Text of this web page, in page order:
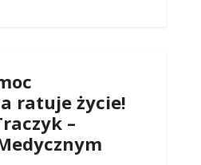
ratuje życie!
–